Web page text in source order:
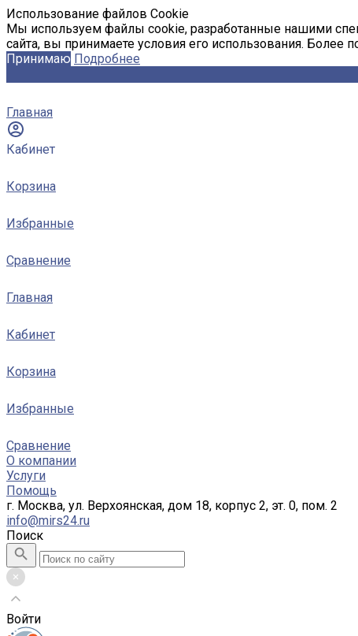
Использование файлов Cookie
Мы используем файлы cookie, разработанные нашими
сайта, вы принимаете условия его использования. Более
Принимаю Подробнее
Главная
Кабинет
Корзина
Избранные
Сравнение
Главная
Кабинет
Корзина
Избранные
Сравнение
О компании
Услуги
Помощь
г. Москва, ул. Верхоянская, дом 18, корпус 2, эт. 0, пом. 2
info@mirs24.ru
Поиск
Войти